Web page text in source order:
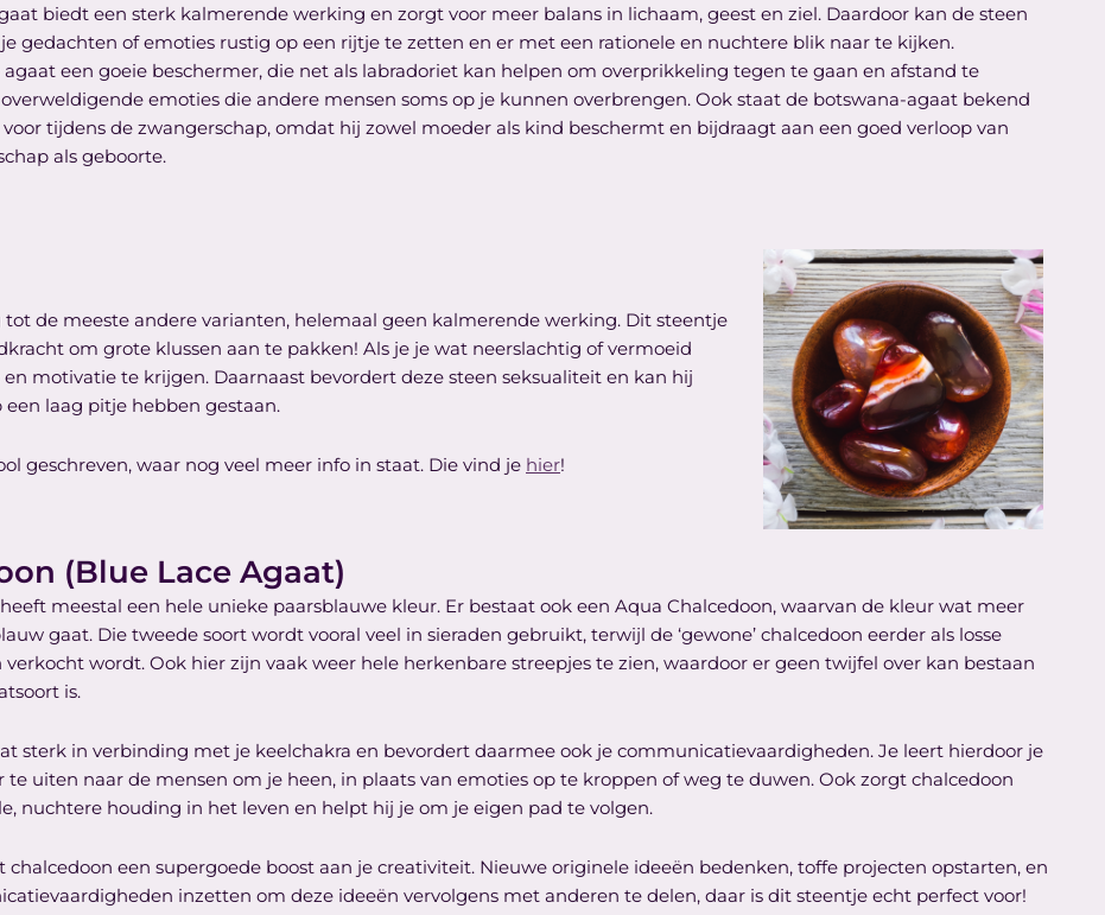
biedt een sterk kalmerende werking en zorgt voor meer balans in lichaam, geest en ziel. Daardoor kan de steen
gedachten of emoties rustig op een rijtje te zetten en er met een rationele en nuchtere blik naar te kijken.
agaat een goeie beschermer, die net als labradoriet kan helpen om overprikkeling tegen te gaan en afstand te
emoties die andere mensen soms op je kunnen overbrengen. Ook staat de botswana-agaat bekend
voor tijdens de zwangerschap, omdat hij zowel moeder als kind beschermt en bijdraagt aan een goed verloop van
als geboorte.
de meeste andere varianten, helemaal geen kalmerende werking. Dit steentje
om grote klussen aan te pakken! Als je je wat neerslachtig of vermoeid
motivatie te krijgen. Daarnaast bevordert deze steen seksualiteit en kan hij
laag pitje hebben gestaan.
geschreven, waar nog veel meer info in staat. Die vind je hier!
(Blue Lace Agaat)
meestal een hele unieke paarsblauwe kleur. Er bestaat ook een Aqua Chalcedoon, waarvan de kleur wat meer
gaat. Die tweede soort wordt vooral veel in sieraden gebruikt, terwijl de ‘gewone’ chalcedoon eerder als losse
wordt. Ook hier zijn vaak weer hele herkenbare streepjes te zien, waardoor er geen twijfel over kan bestaan
is.
sterk in verbinding met je keelchakra en bevordert daarmee ook je communicatievaardigheden. Je leert hierdoor je
te uiten naar de mensen om je heen, in plaats van emoties op te kroppen of weg te duwen. Ook zorgt chalcedoon
nuchtere houding in het leven en helpt hij je om je eigen pad te volgen.
chalcedoon een supergoede boost aan je creativiteit. Nieuwe originele ideeën bedenken, toffe projecten opstarten, en
inzetten om deze ideeën vervolgens met anderen te delen, daar is dit steentje echt perfect voor!